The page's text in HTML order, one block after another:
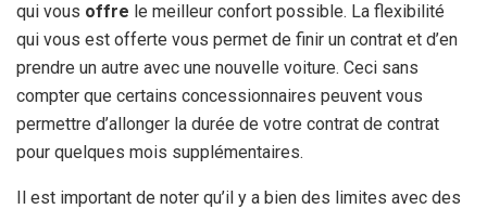
qui vous offre le meilleur confort possible. La flexibilité
qui vous est offerte vous permet de finir un contrat et d’en
prendre un autre avec une nouvelle voiture. Ceci sans
compter que certains concessionnaires peuvent vous
permettre d’allonger la durée de votre contrat de contrat
pour quelques mois supplémentaires.
Il est important de noter qu’il y a bien des limites avec des